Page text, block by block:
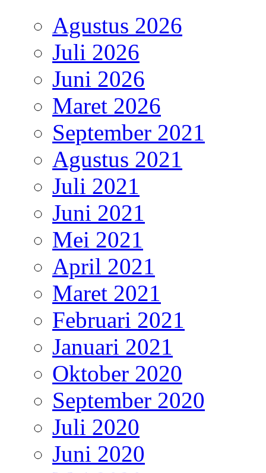
Agustus 2026
Juli 2026
Juni 2026
Maret 2026
September 2021
Agustus 2021
Juli 2021
Juni 2021
Mei 2021
April 2021
Maret 2021
Februari 2021
Januari 2021
Oktober 2020
September 2020
Juli 2020
Juni 2020